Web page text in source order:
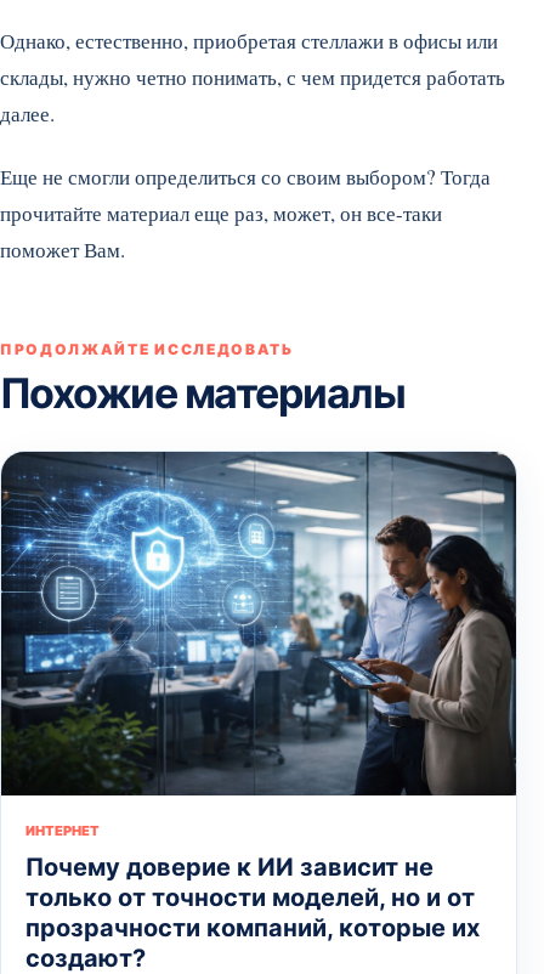
Однако, естественно, приобретая стеллажи в офисы или
склады, нужно четно понимать, с чем придется работать
далее.
Еще не смогли определиться со своим выбором? Тогда
прочитайте материал еще раз, может, он все-таки
поможет Вам.
ПРОДОЛЖАЙТЕ ИССЛЕДОВАТЬ
Похожие материалы
ИНТЕРНЕТ
Почему доверие к ИИ зависит не
только от точности моделей, но и от
прозрачности компаний, которые их
создают?